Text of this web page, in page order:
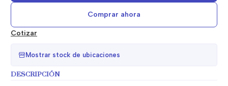
Comprar ahora
Cotizar
Mostrar stock de ubicaciones
DESCRIPCIÓN